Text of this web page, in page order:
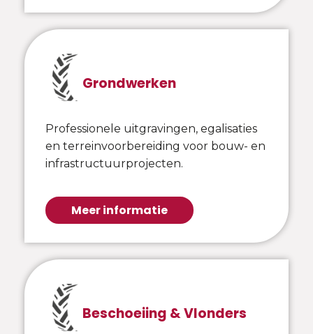
Grondwerken
Professionele uitgravingen, egalisaties
en terreinvoorbereiding voor bouw- en
infrastructuurprojecten.
Meer informatie
Beschoeiing & Vlonders